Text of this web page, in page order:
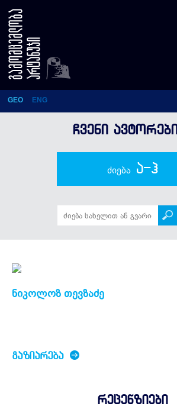
ნიკოლოზ თევზაძე
GEO ENG
ᲩᲕᲔᲜᲘ ᲐᲕᲢᲝᲠᲔᲑᲘ
ძიება ა-ჰ
ნიკოლოზ თევზაძე
ᲒᲐᲖᲘᲐᲠᲔᲑᲐ
რეცენზიები